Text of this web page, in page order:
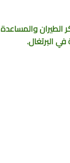
الطيران والمساعدة
البرتغال.